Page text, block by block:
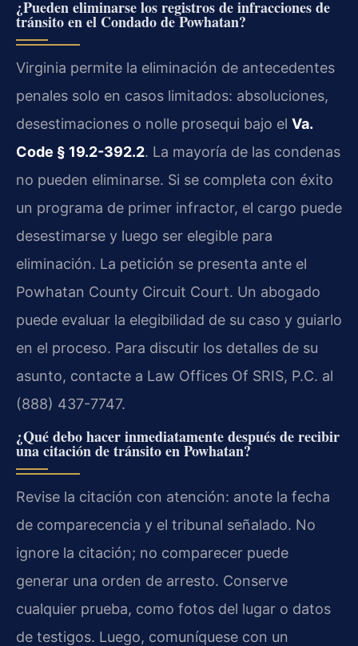
¿Pueden eliminarse los registros de infracciones de
tránsito en el Condado de Powhatan?
Virginia permite la eliminación de antecedentes
penales solo en casos limitados: absoluciones,
desestimaciones o nolle prosequi bajo el Va.
Code § 19.2-392.2. La mayoría de las condenas
no pueden eliminarse. Si se completa con éxito
un programa de primer infractor, el cargo puede
desestimarse y luego ser elegible para
eliminación. La petición se presenta ante el
Powhatan County Circuit Court. Un abogado
puede evaluar la elegibilidad de su caso y guiarlo
en el proceso. Para discutir los detalles de su
asunto, contacte a Law Offices Of SRIS, P.C. al
(888) 437-7747.
¿Qué debo hacer inmediatamente después de recibir
una citación de tránsito en Powhatan?
Revise la citación con atención: anote la fecha
de comparecencia y el tribunal señalado. No
ignore la citación; no comparecer puede
generar una orden de arresto. Conserve
cualquier prueba, como fotos del lugar o datos
de testigos. Luego, comuníquese con un